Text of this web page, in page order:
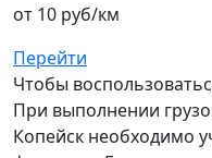
от 10 руб/км
Перейти
Чтобы
При выполнении
Копейск необходимо